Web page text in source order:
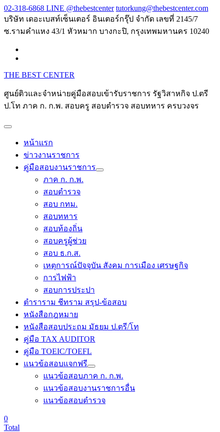
Skip
to
02-318-6868 LINE @thebestcenter tutorkung@thebestcenter.com
บริษัท เดอะเบสท์เซ็นเตอร์ อินเตอร์กรุ๊ป จำกัด เลขที่ 2145/7
ซ.รามคำแหง 43/1 หัวหมาก บางกะปิ, กรุงเทพมหานคร 10240
THE BEST CENTER
ศูนย์ติวและจำหน่ายคู่มือสอบเข้ารับราชการ รัฐวิสาหกิจ ป.ตรี
ป.โท ภาค ก. ก.พ. สอบครู สอบตำรวจ สอบทหาร ครบวงจร
หน้าแรก
ข่าวงานราชการ
คู่มือสอบงานราชการ
ภาค ก. ก.พ.
สอบตำรวจ
สอบ กทม.
สอบทหาร
สอบท้องถิ่น
สอบครูผู้ช่วย
สอบ ธ.ก.ส.
เหตุการณ์ปัจจุบัน สังคม การเมือง เศรษฐกิจ
การไฟฟ้า
สอบการประปา
ตำราราม ชีทราม สรุป-ข้อสอบ
หนังสือกฎหมาย
หนังสือสอบประถม มัธยม ป.ตรี/โท
คู่มือ TAX AUDITOR
คู่มือ TOEIC/TOEFL
แนวข้อสอบแจกฟรี
แนวข้อสอบภาค ก. ก.พ.
แนวข้อสอบงานราชการอื่น
แนวข้อสอบตำรวจ
0
Total